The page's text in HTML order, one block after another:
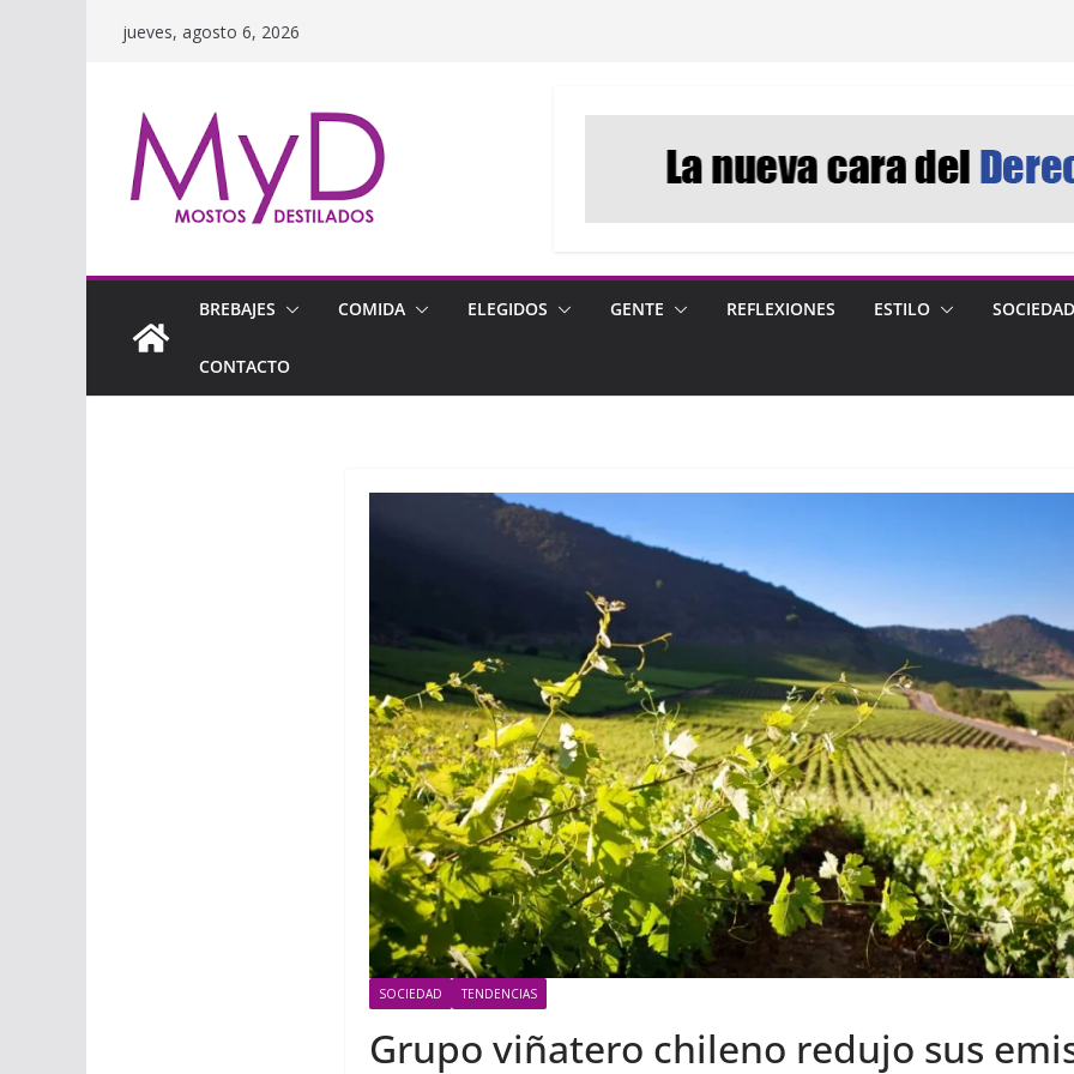
jueves, agosto 6, 2026
BREBAJES COMIDA ELEGIDOS GENTE REFLEXIONES ESTILO SOCIEDAD
CONTACTO
SOCIEDAD TENDENCIAS
Grupo viñatero chileno redujo sus